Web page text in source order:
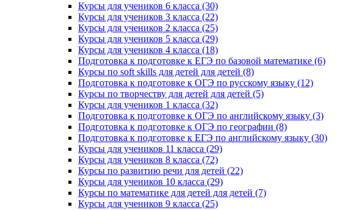
Курсы для учеников 6 класса (30)
Курсы для учеников 3 класса (22)
Курсы для учеников 2 класса (25)
Курсы для учеников 5 класса (29)
Курсы для учеников 4 класса (18)
Подготовка к подготовке к ЕГЭ по базовой математике (6)
Курсы по soft skills для детей для детей (8)
Подготовка к подготовке к ОГЭ по русскому языку (12)
Курсы по творчеству для детей для детей (5)
Курсы для учеников 1 класса (32)
Подготовка к подготовке к ОГЭ по английскому языку (3)
Подготовка к подготовке к ОГЭ по географии (8)
Подготовка к подготовке к ЕГЭ по английскому языку (30)
Курсы для учеников 11 класса (29)
Курсы для учеников 8 класса (72)
Курсы по развитию речи для детей (22)
Курсы для учеников 10 класса (29)
Курсы по математике для детей для детей (7)
Курсы для учеников 9 класса (25)